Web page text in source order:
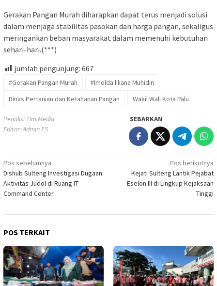
Gerakan Pangan Murah diharapkan dapat terus menjadi solusi
dalam menjaga stabilitas pasokan dan harga pangan, sekaligus
meringankan beban masyarakat dalam memenuhi kebutuhan
sehari-hari.(***)
jumlah pengunjung: 667
#Gerakan Pangan Murah
#Imelda liliana Muhidin
Dinas Pertanian dan Ketahanan Pangan
Wakil Wali Kota Palu
Penulis: Tim Media
Editor: Admin FS
SEBARKAN
Navigasi
pos
Pos sebelumnya
Dishub Sulteng Investigasi Dugaan
Aktivitas Judol di Ruang IT
Command Center
Pos berikutnya
Kejati Sulteng Lantik Pejabat
Eselon III di Lingkup Kejaksaan
Tinggi
POS TERKAIT